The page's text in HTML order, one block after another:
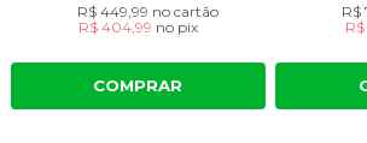
R$ 449,99 no cartão
R$ 404,99 no pix
COMPRAR
R$